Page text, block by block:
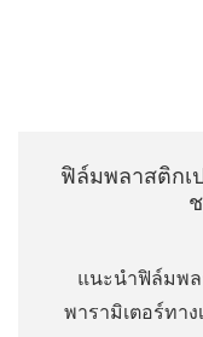
ฟิล์มพลาสติกเ
แนะนําฟิล์มพล
พารามิเตอร์ทา